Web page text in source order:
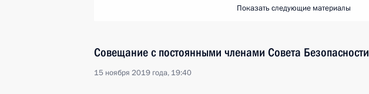
Показать следующие материалы
Совещание с постоянными членами Совета Безопасности
15 ноября 2019 года, 19:40